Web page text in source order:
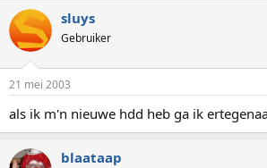
sluys
Gebruiker
21 mei 2003
als ik m'n nieuwe hdd heb ga ik
blaataap